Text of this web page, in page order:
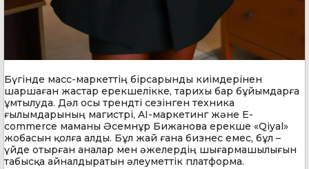
Бүгінде масс-маркеттің бірсарынды киімдерінен
шаршаған жастар ерекшелікке, тарихы бар бұйымдарға
ұмтылуда. Дәл осы трендті сезінген техника
ғылымдарының магистрі, AI-маркетинг және E-
commerce маманы Әсемнұр Бижанова ерекше «Qiyal»
жобасын қолға алды. Бұл жай ғана бизнес емес, бұл –
үйде отырған аналар мен әжелердің шығармашылығын
табысқа айналдыратын әлеуметтік платформа.